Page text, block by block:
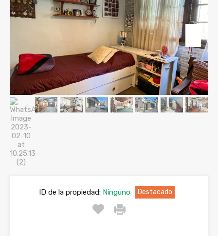
ID de la propiedad:Ninguno Destacado